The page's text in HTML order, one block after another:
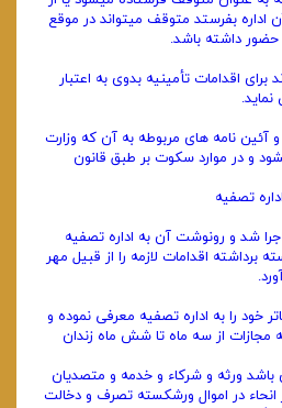
اداره بفرستد متوقف میتواند در موقع
حضور داشته باشد.
اقدامات تأمینیه بدوی به اعتبار
آئین ‌نامه‌ های مربوطه به آن که وزارت
و در موارد سکوت بر‌ طبق قانون
تصفیه
شد و رونوشت آن به اداره تصفیه
برداشته اقدامات لازمه ‌را از قبیل مهر
خود را به اداره تصفیه معرفی نموده و
مجازات از سه ماه تا شش ‌ماه زندان
باشد ورثه و شرکاء و خدمه و متصدیان
در اموال ورشکسته تصرف و‌ دخالت